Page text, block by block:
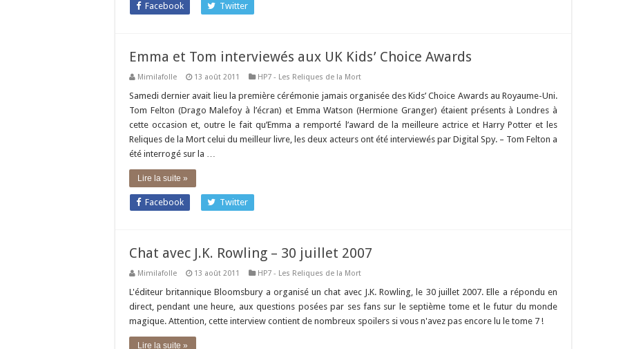
Facebook Twitter
Emma et Tom interviewés aux UK Kids’ Choice Awards
Mimilafolle 13 août 2011 HP7 - Les Reliques de la Mort
Samedi dernier avait lieu la première cérémonie jamais organisée des Kids’ Choice Awards au Royaume-Uni.
Tom Felton (Drago Malefoy à l’écran) et Emma Watson (Hermione Granger) étaient présents à Londres à
cette occasion et, outre le fait qu’Emma a remporté l’award de la meilleure actrice et Harry Potter et les
Reliques de la Mort celui du meilleur livre, les deux acteurs ont été interviewés par Digital Spy. – Tom Felton a
été interrogé sur la …
Lire la suite »
Facebook Twitter
Chat avec J.K. Rowling – 30 juillet 2007
Mimilafolle 13 août 2011 HP7 - Les Reliques de la Mort
L'éditeur britannique Bloomsbury a organisé un chat avec J.K. Rowling, le 30 juillet 2007. Elle a répondu en
direct, pendant une heure, aux questions posées par ses fans sur le septième tome et le futur du monde
magique. Attention, cette interview contient de nombreux spoilers si vous n'avez pas encore lu le tome 7 !
Lire la suite »